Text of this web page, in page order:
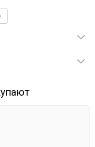
10-14 дней.
7 дней.